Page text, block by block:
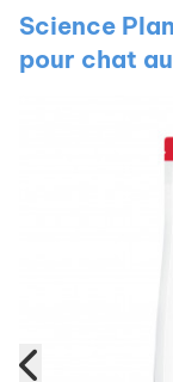
Science
pour chat